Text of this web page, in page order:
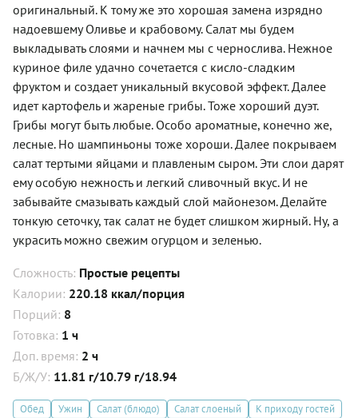
оригинальный. К тому же это хорошая замена изрядно
надоевшему Оливье и крабовому. Салат мы будем
выкладывать слоями и начнем мы с чернослива. Нежное
куриное филе удачно сочетается с кисло-сладким
фруктом и создает уникальный вкусовой эффект. Далее
идет картофель и жареные грибы. Тоже хороший дуэт.
Грибы могут быть любые. Особо ароматные, конечно же,
лесные. Но шампиньоны тоже хороши. Далее покрываем
салат тертыми яйцами и плавленым сыром. Эти слои дарят
ему особую нежность и легкий сливочный вкус. И не
забывайте смазывать каждый слой майонезом. Делайте
тонкую сеточку, так салат не будет слишком жирный. Ну, а
украсить можно свежим огурцом и зеленью.
Сложность: Простые рецепты
Калории: 220.18 ккал/порция
Порций: 8
Готовка: 1 ч
Доп. время: 2 ч
Б/Ж/У: 11.81 г/10.79 г/18.94
Обед Ужин Салат (блюдо) Салат слоеный К приходу гостей